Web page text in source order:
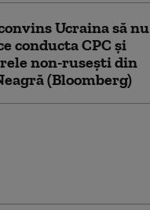
Ucraina să nu
conducta CPC şi
non-ruseşti din
(Bloomberg)